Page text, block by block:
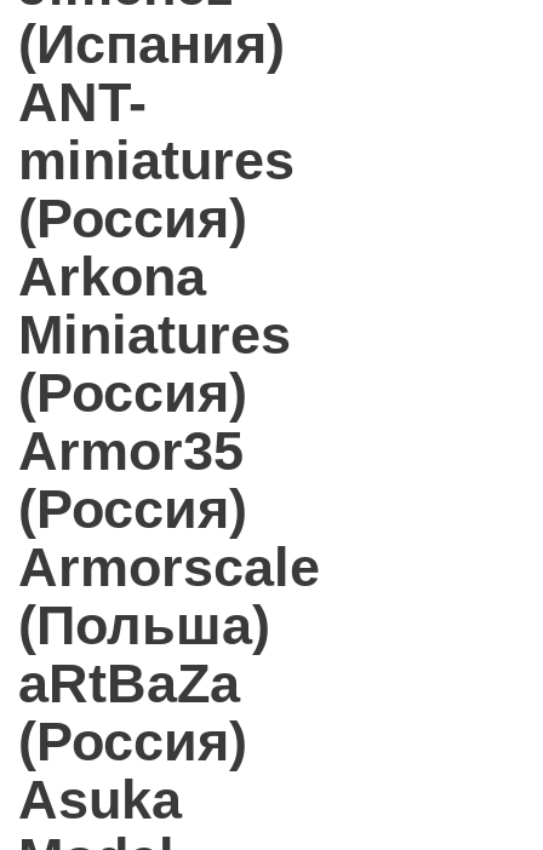
(Испания)
ANT-
miniatures
(Россия)
Arkona
Miniatures
(Россия)
Armor35
(Россия)
Armorscale
(Польша)
aRtBaZa
(Россия)
Asuka